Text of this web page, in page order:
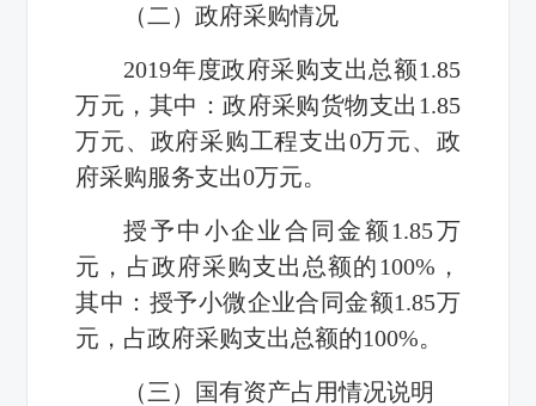
（二）政府采购情况
2019年度政府采购支出总额1.85
万元，其中：政府采购货物支出 1.85
万元、政府采购工程支出0万元、政
府采购服务支出0万元。
授予中小企业合同金额1.85万
元，占政府采购支出总额的100% ，
其中：授予小微企业合同金额1.85万
元，占政府采购支出总额的100%。
（三）国有资产占用情况说明